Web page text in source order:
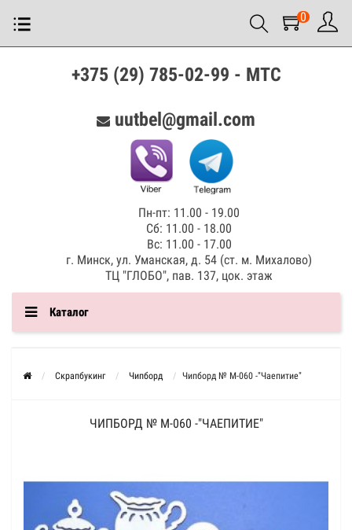
0
+375 (29) 785-02-99 - МТС
uutbel@gmail.com
Пн-пт: 11.00 - 19.00
Сб: 11.00 - 18.00
Вс: 11.00 - 17.00
г. Минск, ул. Уманская, д. 54 (ст. м. Михалово)
ТЦ "ГЛОБО", пав. 137, цок. этаж
Каталог
Скрапбукинг Чипборд Чипборд № М-060 -"Чаепитие"
ЧИПБОРД № М-060 -"ЧАЕПИТИЕ"